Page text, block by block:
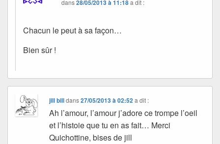
dans28/05/2013 à 11:18a dit :
Chacun le peut à sa façon…
Bien sûr !
jill billdans27/05/2013 à 02:52 a dit :
Ah l’amour, l’amour j’adore ce trompe l’oeil
et l’histoie que tu en as fait… Merci
Quichottine, bises de jill